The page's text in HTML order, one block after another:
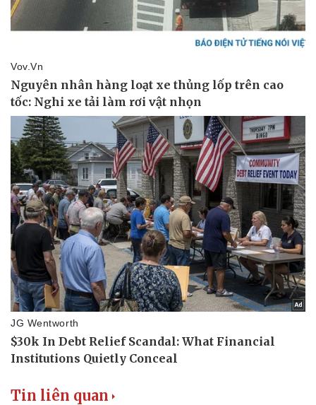
Doanh nghiệp
Thông tin doanh nghiệp
Doanh nghiệp 24h
Doanh nhân
Công nghệ
Sành điệu
Tin Công nghệ
Trải nghiệm
Tin liên quan